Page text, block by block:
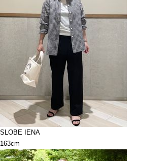
SLOBE IENA
163cm